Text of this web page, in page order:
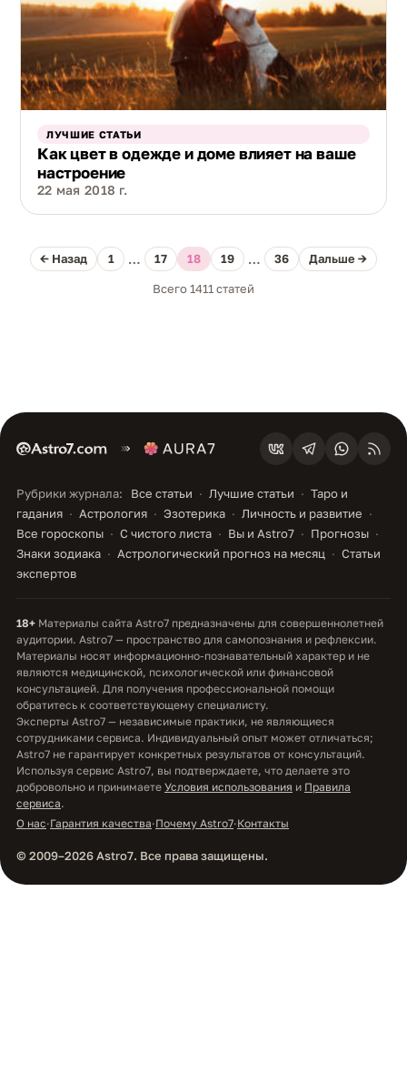
ЛУЧШИЕ СТАТЬИ
Как цвет в одежде и доме влияет на ваше
настроение
22 мая 2018 г.
← Назад 1 … 17 18 19 … 36 Дальше →
Всего 1411 статей
Рубрики журнала: Все статьи Лучшие статьи
Таро и
гадания
Астрология Эзотерика
Личность и развитие
Все гороскопы
С чистого листа Вы и Astro7
Прогнозы
Знаки зодиака
Астрологический прогноз на месяц
Статьи
экспертов
18+ Материалы сайта Astro7 предназначены для совершеннолетней
аудитории. Astro7 — пространство для самопознания и рефлексии.
Материалы носят информационно-познавательный характер и не
являются медицинской, психологической или финансовой
консультацией. Для получения профессиональной помощи
обратитесь к соответствующему специалисту.
Эксперты Astro7 — независимые практики, не являющиеся
сотрудниками сервиса. Индивидуальный опыт может отличаться;
Astro7 не гарантирует конкретных результатов от консультаций.
Используя сервис Astro7, вы подтверждаете, что делаете это
добровольно и принимаете Условия использования и Правила
сервиса.
О нас·Гарантия качества·Почему Astro7·Контакты
© 2009–2026 Astro7. Все права защищены.